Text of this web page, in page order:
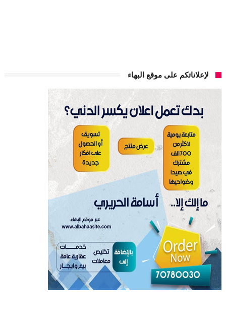
لإعلاناتكم على موقع البهاء